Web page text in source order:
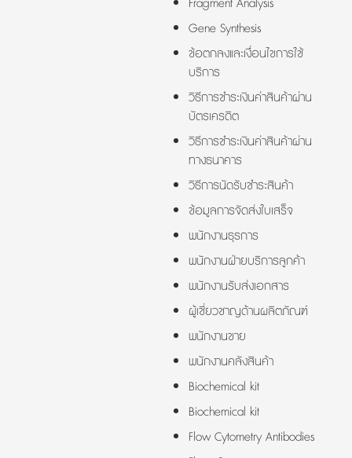
Fragment Analysis
Gene Synthesis
ข้อตกลงและเงื่อนไขการใช้
บริการ
วิธีการชำระเงินค่าสินค้าผ่าน
บัตรเครดิต
วิธีการชำระเงินค่าสินค้าผ่าน
ทางธนาคาร
วิธีการนัดรับชำระสินค้า
ข้อมูลการจัดส่งใบเสร็จ
พนักงานธุรการ
พนักงานฝ่ายบริการลูกค้า
พนักงานรับส่งเอกสาร
ผู้เชี่ยวชาญด้านผลิตภัณฑ์
พนักงานขาย
พนักงานคลังสินค้า
Biochemical kit
Biochemical kit
Flow Cytometry Antibodies